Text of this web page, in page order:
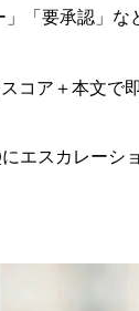
「要承認」な
コア＋本文で
エスカレーシ